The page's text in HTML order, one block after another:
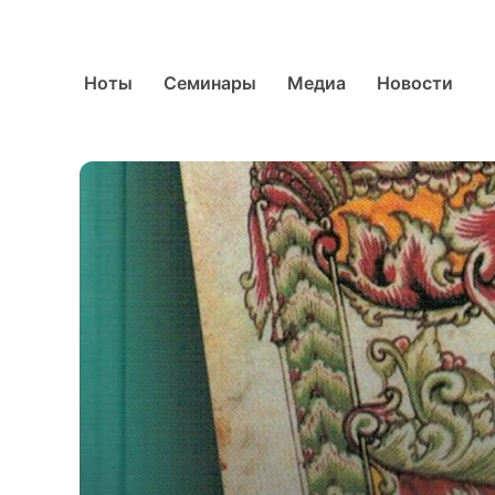
Ноты Семинары Медиа Новости